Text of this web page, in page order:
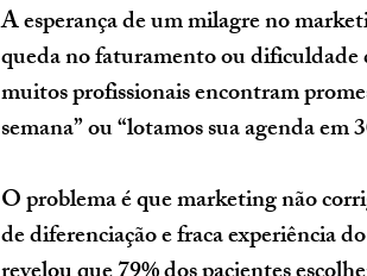
A esperança de um milagre no
queda no faturamento ou dificuldade
muitos profissionais encontram
semana” ou “lotamos sua agenda em
O problema é que marketing não
de diferenciação e fraca experiência